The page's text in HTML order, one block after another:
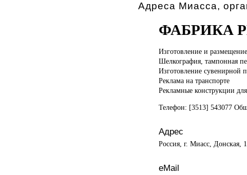
Адреса Миасса,
ФАБРИКА
Изготовление и
Шелкография, тампонная
Изготовление сувенирной
Реклама на транспорте
Рекламные конструкции
Телефон: [3513] 543077
Адрес
Россия, г. Миасс, Донская,
eMail